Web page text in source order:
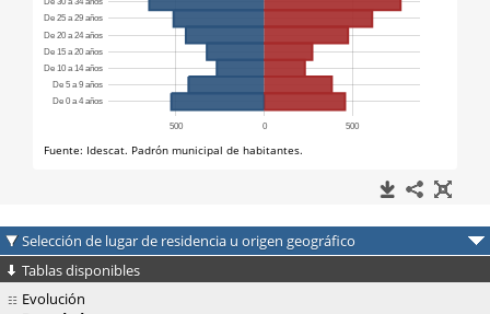
Selección de lugar de residencia u origen geográfico
Tablas disponibles
Evolución